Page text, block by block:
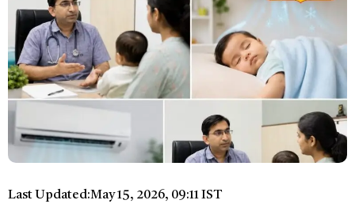
Last Updated:May 15, 2026, 09:11 IST